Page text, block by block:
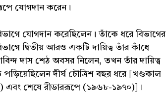
যোগদান করেন।
যোগদান করেছিলেন। তাঁকে ধরে বিভাগের
দ্বিতীয় আরও একটি দায়িত্ব তাঁর কাঁধে
দাস শেঠ অবসর নিলেন, তখন তাঁর দায়িত্ব
পড়িয়েছিলেন দীর্ঘ চৌত্রিশ বছর ধরে [খণ্ডকাল
শেষে রীডাররূপে (১৯৬৮-১৯৭০)]।